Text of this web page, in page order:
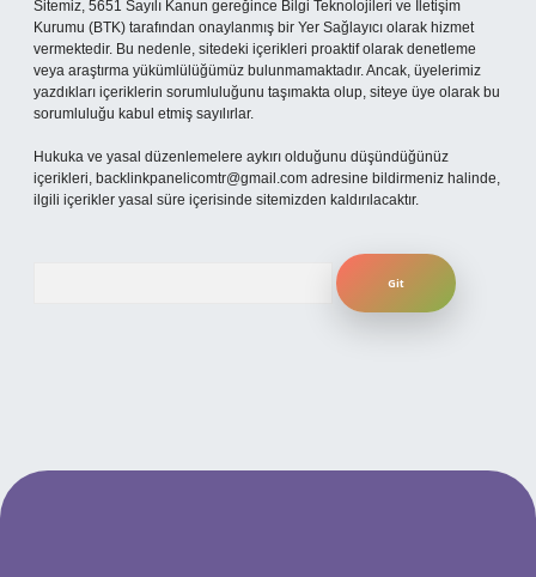
Sitemiz, 5651 Sayılı Kanun gereğince Bilgi Teknolojileri ve İletişim
Kurumu (BTK) tarafından onaylanmış bir Yer Sağlayıcı olarak hizmet
vermektedir. Bu nedenle, sitedeki içerikleri proaktif olarak denetleme
veya araştırma yükümlülüğümüz bulunmamaktadır. Ancak, üyelerimiz
yazdıkları içeriklerin sorumluluğunu taşımakta olup, siteye üye olarak bu
sorumluluğu kabul etmiş sayılırlar.
Hukuka ve yasal düzenlemelere aykırı olduğunu düşündüğünüz
içerikleri, backlinkpanelicomtr@gmail.com adresine bildirmeniz halinde,
ilgili içerikler yasal süre içerisinde sitemizden kaldırılacaktır.